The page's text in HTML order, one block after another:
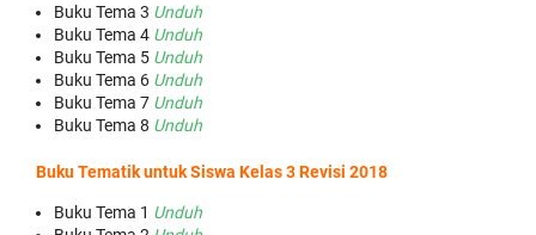
Buku Tema 3 Unduh
Buku Tema 4 Unduh
Buku Tema 5 Unduh
Buku Tema 6 Unduh
Buku Tema 7 Unduh
Buku Tema 8 Unduh
Buku Tematik untuk Siswa Kelas 3 Revisi 2018
Buku Tema 1 Unduh